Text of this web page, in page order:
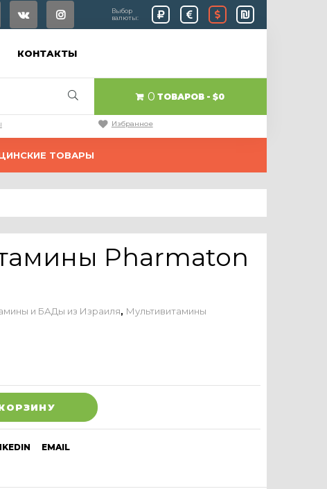
Выбор
валюты:
КОНТАКТЫ
0 ТОВАРОВ $0
Избранное
ТОВАРЫ
Pharmaton
и БАДы из Израиля, Мультивитамины
EMAIL